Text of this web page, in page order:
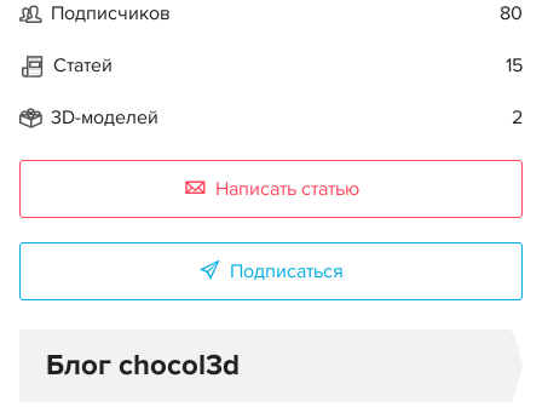
Подписчиков 80
Статей 15
3D-моделей 2
Написать статью
Подписаться
Блог chocol3d